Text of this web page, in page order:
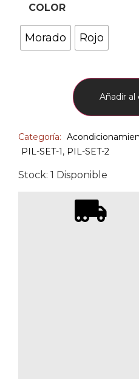
COLOR
Morado Rojo
Añadir al
Categoría:
PIL-SET-1 , PIL-SET-2
Stock: 1 Disponible